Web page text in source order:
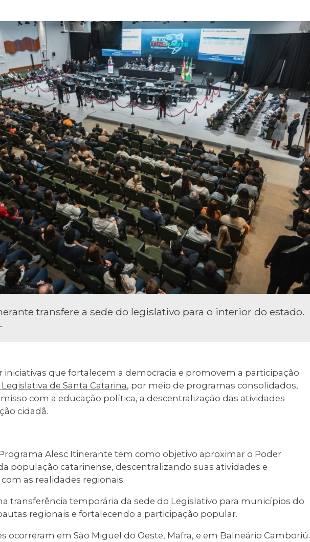
transfere a sede do legislativo para o interior do estado.
iniciativas que fortalecem a democracia e promovem a participação
de Santa Catarina, por meio de programas consolidados,
com a educação política, a descentralização das atividades
cidadã.
Alesc Itinerante tem como objetivo aproximar o Poder
população catarinense, descentralizando suas atividades e
as realidades regionais.
transferência temporária da sede do Legislativo para municípios do
regionais e fortalecendo a participação popular.
ocorreram em São Miguel do Oeste, Mafra, e em Balneário Camboriú.